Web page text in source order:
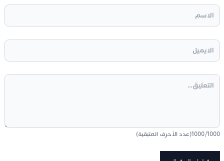
1000
/
1000(عدد الأحرف المتبقية)